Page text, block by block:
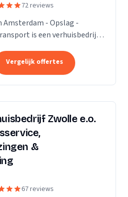
72 reviews
Amsterdam - Opslag -
is een verhuisbedrijf
Vergelijk offertes
Zwolle e.o.
&
67 reviews